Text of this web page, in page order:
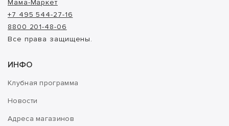
Мама-Маркет
+7 495 544-27-16
8800 201-48-06
Все права защищены.
ИНФО
Клубная программа
Новости
Адреса магазинов